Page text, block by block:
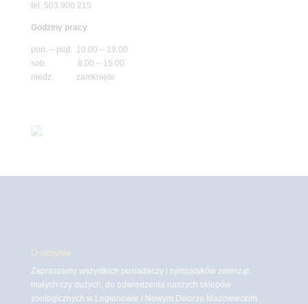
tel. 503 900 215
Godziny pracy
pon. – piąt. 10.00 – 19.00
sob. 8.00 – 15.00
niedz. zamknięte
O witrynie
Zapraszamy wszystkich posiadaczy i sympatyków zwierząt
małych czy dużych, do odwiedzenia naszych sklepów
zoologicznych w Legionowie i Nowym Dworze Mazowieckim